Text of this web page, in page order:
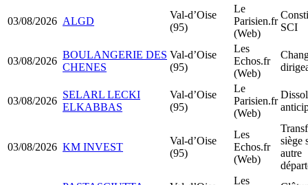
03/08/2026 ALGD
Val-d’Oise
(95)
Le
Parisien.fr
(Web)
SCI
03/08/2026
BOULANGERIE DES
CHENES
Val-d’Oise
(95)
Les
Echos.fr
(Web)
03/08/2026
SELARL LECKI
ELKABBAS
Val-d’Oise
(95)
Le
Parisien.fr
(Web)
03/08/2026 KM INVEST
Val-d’Oise
(95)
Les
Echos.fr
(Web)
siège
autre
Les